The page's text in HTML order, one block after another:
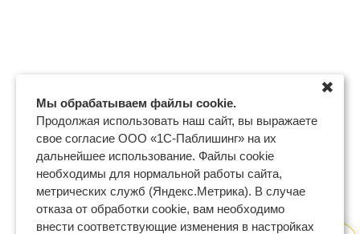
Мы обрабатываем файлы cookie.
Продолжая использовать наш сайт, вы выражаете
свое согласие ООО «1С-Паблишинг» на их
дальнейшее использование. Файлы cookie
необходимы для нормальной работы сайта,
метрических служб (Яндекс.Метрика). В случае
отказа от обработки cookie, вам необходимо
внести соответствующие изменения в настройках
✖